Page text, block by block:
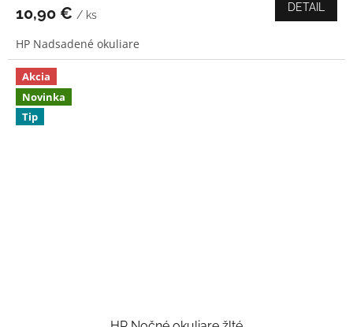
je
z
5
hviezdičiek.
10,90 € / ks
DETAIL
HP Nadsadené okuliare
Akcia
Novinka
Tip